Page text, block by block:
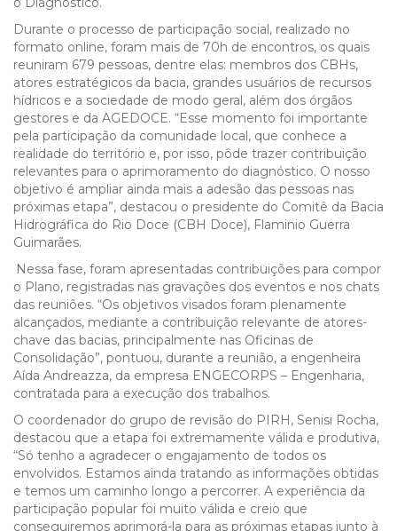
Durante o processo de participação social, realizado no
formato online, foram mais de 70h de encontros, os quais
reuniram 679 pessoas, dentre elas: membros dos CBHs,
atores estratégicos da bacia, grandes usuários de recursos
hídricos e a sociedade de modo geral, além dos órgãos
gestores e da AGEDOCE. “Esse momento foi importante
pela participação da comunidade local, que conhece a
realidade do território e, por isso, pôde trazer contribuição
relevantes para o aprimoramento do diagnóstico. O nosso
objetivo é ampliar ainda mais a adesão das pessoas nas
próximas etapa”, destacou o presidente do Comitê da Bacia
Hidrográfica do Rio Doce (CBH Doce), Flaminio Guerra
Guimarães.
Nessa fase, foram apresentadas contribuições para compor
o Plano, registradas nas gravações dos eventos e nos chats
das reuniões. “Os objetivos visados foram plenamente
alcançados, mediante a contribuição relevante de atores-
chave das bacias, principalmente nas Oficinas de
Consolidação”, pontuou, durante a reunião, a engenheira
Aída Andreazza, da empresa ENGECORPS – Engenharia,
contratada para a execução dos trabalhos.
O coordenador do grupo de revisão do PIRH, Senisi Rocha,
destacou que a etapa foi extremamente válida e produtiva,
“Só tenho a agradecer o engajamento de todos os
envolvidos. Estamos ainda tratando as informações obtidas
e temos um caminho longo a percorrer. A experiência da
participação popular foi muito válida e creio que
conseguiremos aprimorá-la para as próximas etapas junto à